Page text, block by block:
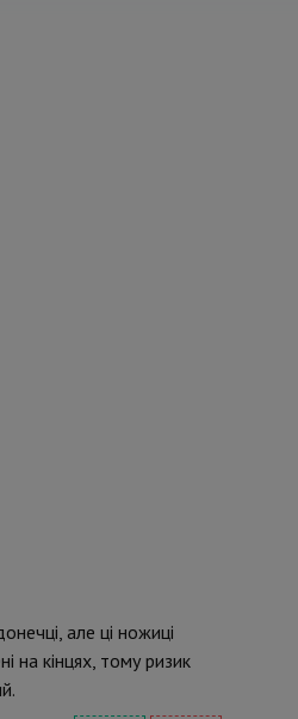
але ці ножиці
на кінцях, тому ризик